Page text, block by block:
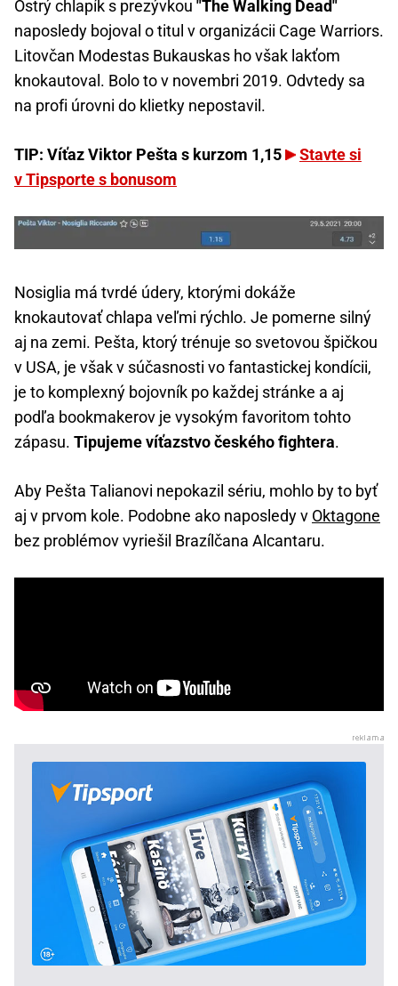
Ostrý chlapík s prezývkou "The Walking Dead"
naposledy bojoval o titul v organizácii Cage Warriors.
Litovčan Modestas Bukauskas ho však lakťom
knokautoval. Bolo to v novembri 2019. Odvtedy sa
na profi úrovni do klietky nepostavil.
TIP: Víťaz Viktor Pešta s kurzom 1,15
Stavte si
v Tipsporte s bonusom
Nosiglia má tvrdé údery, ktorými dokáže
knokautovať chlapa veľmi rýchlo. Je pomerne silný
aj na zemi. Pešta, ktorý trénuje so svetovou špičkou
v USA, je však v súčasnosti vo fantastickej kondícii,
je to komplexný bojovník po každej stránke a aj
podľa bookmakerov je vysokým favoritom tohto
zápasu. Tipujeme víťazstvo českého fightera.
Aby Pešta Talianovi nepokazil sériu, mohlo by to byť
aj v prvom kole. Podobne ako naposledy v Oktagone
bez problémov vyriešil Brazílčana Alcantaru.